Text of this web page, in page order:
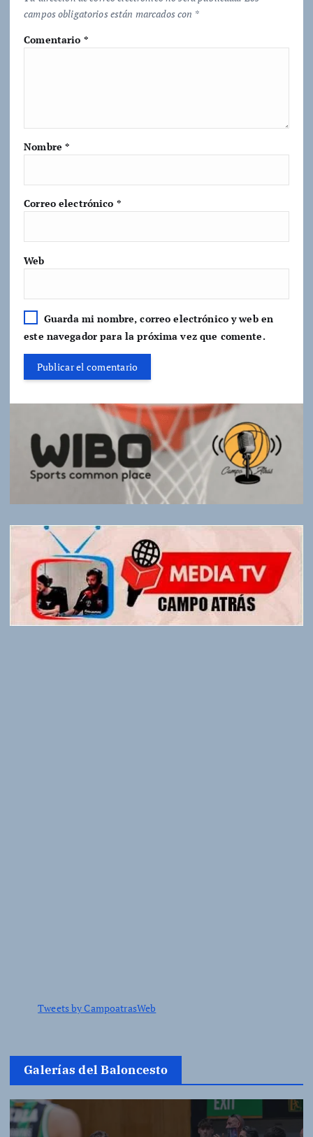
campos obligatorios están marcados con *
Comentario *
Nombre*
Correo electrónico *
Web
Guarda mi nombre, correo electrónico y web en
este navegador para la próxima vez que comente.
Tweets by CampoatrasWeb
Galerías del Baloncesto